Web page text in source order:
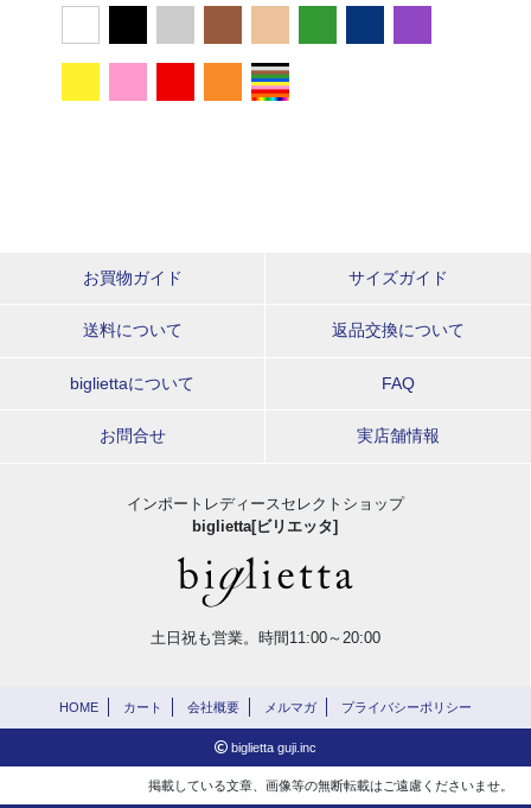
お買物ガイド サイズガイド
送料について 返品交換について
bigliettaについて FAQ
お問合せ 実店舗情報
インポートレディースセレクトショップ
biglietta[ビリエッタ]
土日祝も営業。時間11:00～20:00
HOME カート 会社概要 メルマガ プライバシーポリシー
biglietta guji.inc
掲載している文章、画像等の無断転載はご遠慮くださいませ。